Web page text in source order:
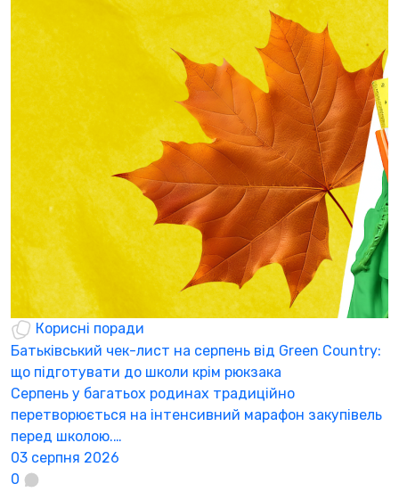
Корисні поради
Батьківський чек-лист на серпень від Green Country:
що підготувати до школи крім рюкзака
Серпень у багатьох родинах традиційно
перетворюється на інтенсивний марафон закупівель
перед школою.…
03 серпня 2026
0